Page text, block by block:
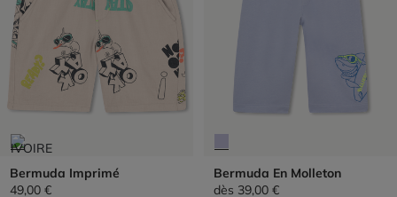
Bermuda Imprimé
49,00 €
Bermuda En Molleton
dès 39,00 €